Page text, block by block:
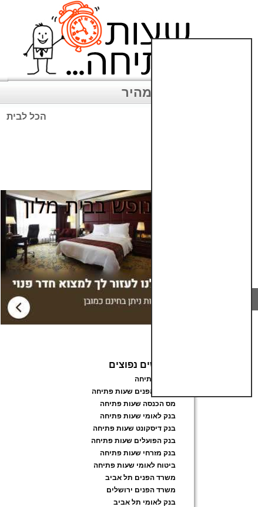
ניווט מהיר
הכל לבית
חיפושים נפוצים
שעות פתיחה
משרד הפנים שעות פתיחה
מס הכנסה שעות פתיחה
בנק לאומי שעות פתיחה
בנק דיסקונט שעות פתיחה
בנק הפועלים שעות פתיחה
בנק מזרחי שעות פתיחה
ביטוח לאומי שעות פתיחה
משרד הפנים תל אביב
משרד הפנים ירושלים
בנק לאומי תל אביב